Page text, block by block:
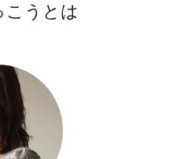
こうとは